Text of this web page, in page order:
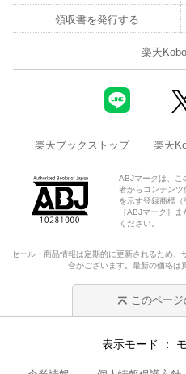
領収書を発行する
楽天
楽天ブックストップ 楽天
ABJマークは、こ
者からコンテンツ
を示す登録商標
［ABJマーク］
ください。
セール・商品情報は定期的に更新されるため
合がございます。最新の価格は
このペー
表示モード